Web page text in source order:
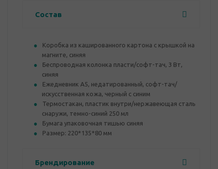
Состав
Коробка из кашированного картона с крышкой на
магните, синяя
Беспроводная колонка пласти/софт-тач, 3 Вт,
синяя
Ежедневник А5, недатированный, софт-тач/
искусственная кожа, черный с синим
Термостакан, пластик внутри/нержавеющая сталь
снаружи, темно-синий 250 мл
Бумага упаковочная тишью синяя
Размер: 220*135*80 мм
Брендирование